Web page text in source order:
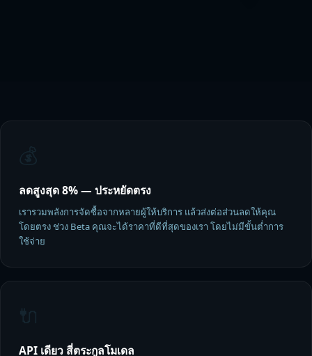
ลดสูงสุด 8% — ประหยัดตรง
เรารวมพลังการจัดซื้อจากหลายผู้ให้บริการ แล้วส่งต่อส่วนลดให้คุณ
โดยตรง ช่วง Beta คุณจะได้ราคาที่ดีที่สุดของเรา โดยไม่มีขั้นต่ำการ
ใช้จ่าย
API เดียว สี่ตระกูลโมเดล